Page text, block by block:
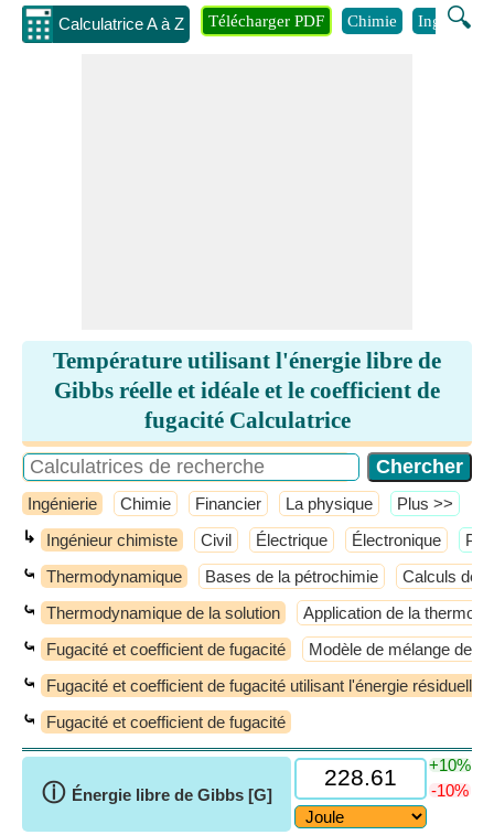
Calculatrice A à Z 🔍
Télécharger PDF Chimie Ingénierie
Température utilisant l'énergie libre de
Gibbs réelle et idéale et le coefficient de
fugacité Calculatrice
Ingénierie Chimie Financier La physique ​Plus >>
↳ Ingénieur chimiste Civil Électrique Électronique
⤿ Thermodynamique Bases de la pétrochimie Calculs de
⤿ Thermodynamique de la solution Application de la
⤿ Fugacité et coefficient de fugacité Modèle de mélange de
⤿ Fugacité et coefficient de fugacité utilisant l'énergie résiduelle
⤿ Fugacité et coefficient de fugacité
ⓘ Énergie libre de Gibbs [G]
+10%
-10%